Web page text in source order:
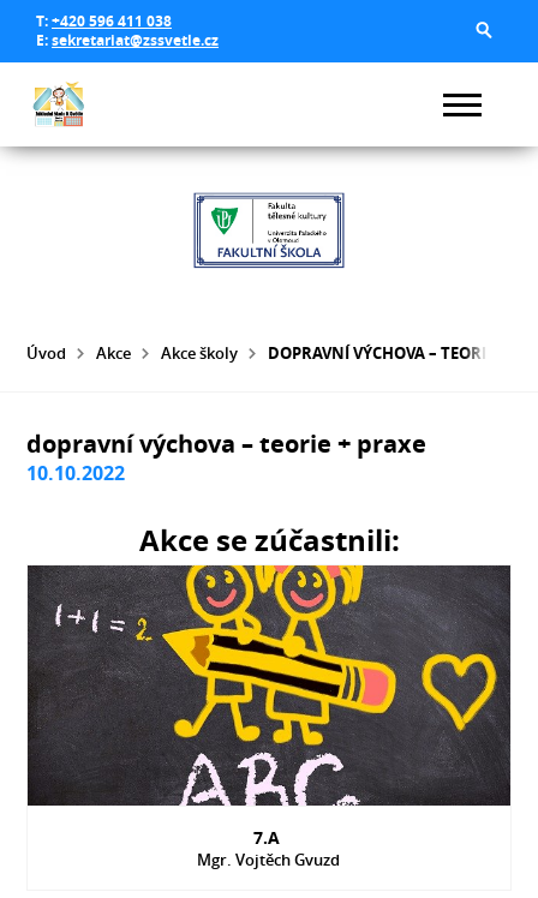
T:+420 596 411 038
E:sekretariat@zssvetle.cz
Úvod Akce Akce školy DOPRAVNÍ VÝCHOVA – TEORIE +
dopravní výchova – teorie + praxe
10.10.2022
Akce se zúčastnili:
7.A
Mgr. Vojtěch Gvuzd